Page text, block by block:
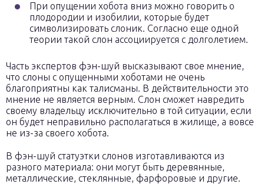
При опущении хобота вниз можно говорить о
плодородии и изобилии, которые будет
символизировать слоник. Согласно еще одной
теории такой слон ассоциируется с долголетием.
Часть экспертов фэн-шуй высказывают свое мнение,
что слоны с опущенными хоботами не очень
благоприятны как талисманы. В действительности это
мнение не является верным. Слон сможет навредить
своему владельцу исключительно в той ситуации, если
он будет неправильно располагаться в жилище, а вовсе
не из-за своего хобота.
В фэн-шуй статуэтки слонов изготавливаются из
разного материала: они могут быть деревянные,
металлические, стеклянные, фарфоровые и другие.